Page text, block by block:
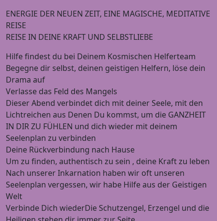
ENERGIE DER NEUEN ZEIT, EINE MAGISCHE, MEDITATIVE
REISE
REISE IN DEINE KRAFT UND SELBSTLIEBE
Hilfe findest du bei Deinem Kosmischen Helferteam
Begegne dir selbst, deinen geistigen Helfern, löse dein
Drama auf
Verlasse das Feld des Mangels
Dieser Abend verbindet dich mit deiner Seele, mit den
Lichtreichen aus Denen Du kommst, um die GANZHEIT
IN DIR ZU FÜHLEN und dich wieder mit deinem
Seelenplan zu verbinden
Deine Rückverbindung nach Hause
Um zu finden, authentisch zu sein , deine Kraft zu leben
Nach unserer Inkarnation haben wir oft unseren
Seelenplan vergessen, wir habe Hilfe aus der Geistigen
Welt
Verbinde Dich wiederDie Schutzengel, Erzengel und die